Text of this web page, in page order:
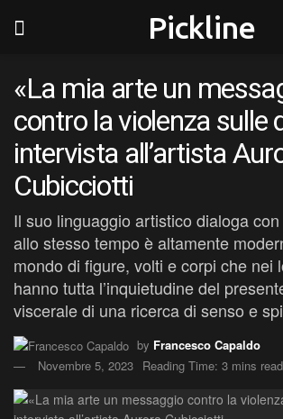
Pickline
«La mia arte un
contro la violenza sulle
intervista all’artista
Cubicciotti
Il suo linguaggio artistico dialoga
allo stesso tempo è altamente
mondo di figure, volti e corpi che nei
hanno tutta l’inquietudine del
viscerale di una ricerca di senso e
by Francesco Capaldo
Novembre 5, 2023 Reading Time: 3 mins read